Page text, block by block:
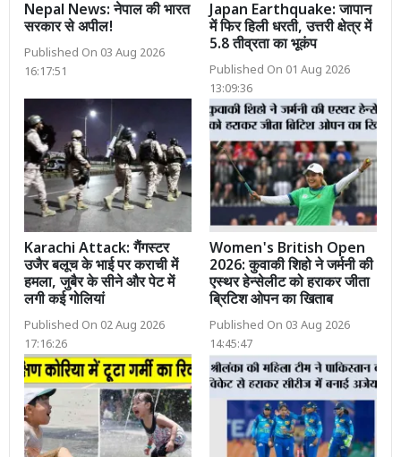
Nepal News: नेपाल की भारत
सरकार से अपील!
Published On 03 Aug 2026
16:17:51
Japan Earthquake: जापान
में फिर हिली धरती, उत्तरी क्षेत्र में
5.8 तीव्रता का भूकंप
Published On 01 Aug 2026
13:09:36
Karachi Attack: गैंगस्टर
उजैर बलूच के भाई पर कराची में
हमला, जुबैर के सीने और पेट में
लगी कई गोलियां
Published On 02 Aug 2026
17:16:26
Women's British Open
2026: कुवाकी शिहो ने जर्मनी की
एस्थर हेन्सेलीट को हराकर जीता
ब्रिटिश ओपन का खिताब
Published On 03 Aug 2026
14:45:47